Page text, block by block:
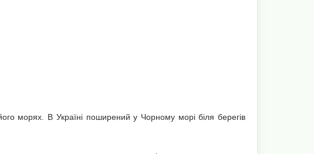
морях. В Україні поширений у Чорному морі біля берегів